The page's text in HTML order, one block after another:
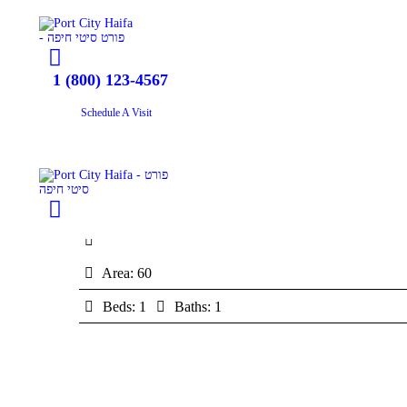
1 (800) 123-4567
Schedule A Visit
Area: 60
Beds: 1 Baths: 1